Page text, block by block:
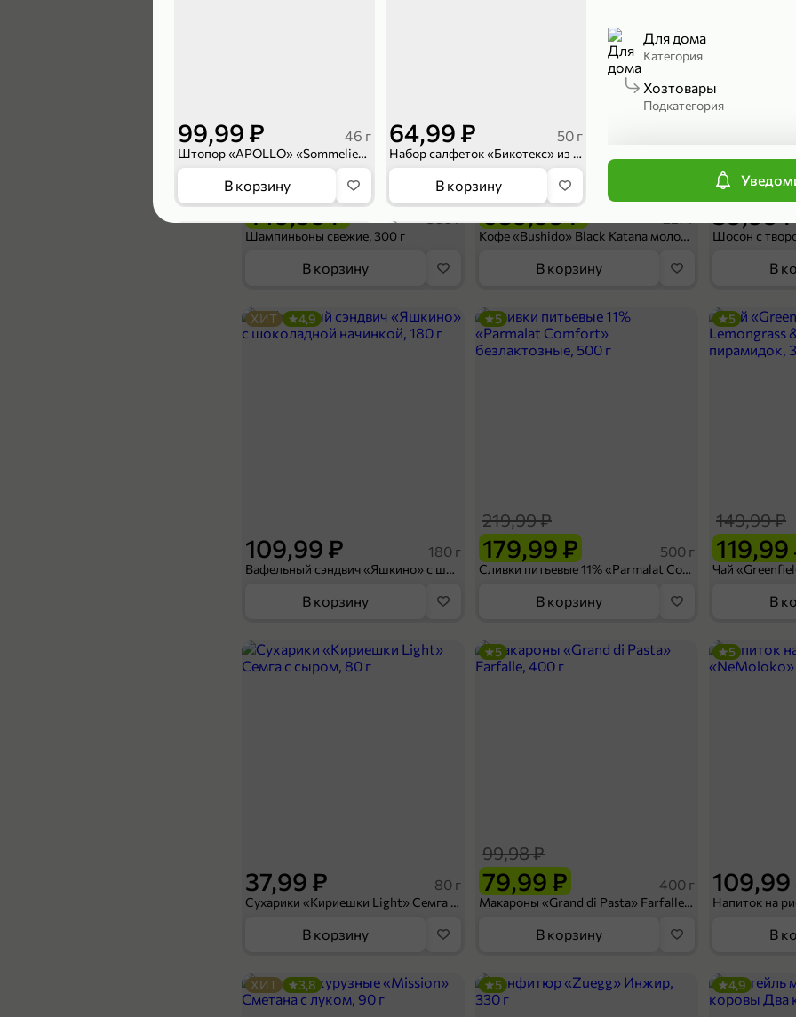
99,99 ₽ 46 г
Штопор «APOLLO» «Sommelier», 46 г
В корзину
64,99 ₽ 50 г
Набор салфеток «Бикотекс» из микрофибры, 3шт., 50 г
В корзину
Для дома
Категория
Хозтовары
Подкатегория
149,99 ₽
169,99 ₽
Шампиньоны свежие, 300 г
В корзину
689,99 ₽
839,99 ₽
Кофе «Bushido» Black Katana молотый, 227 г
В корзину
59,99
В
109,99 ₽ 180 г
Вафельный сэндвич «Яшкино» с шоколадной начинкой, 180 г
ХИТ 4,9
В корзину
179,99 ₽
219,99 ₽
500 г
Сливки питьевые 11% «Parmalat Comfort» безлактозные, 500 г
5
В корзину
119,99
149,99 ₽
5
В
37,99 ₽ 80 г
Сухарики «Кириешки Light» Семга с сыром, 80 г
В корзину
79,99 ₽
99,98 ₽
400 г
Макароны «Grand di Pasta» Farfalle, 400 г
5
В корзину
109,99
5
В
ХИТ 3,8 5 4,9